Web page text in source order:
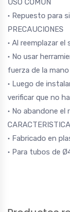
USO COMUN
• Repuesto para
PRECAUCIONES
• Al reemplazar
• No usar
fuerza de la
• Luego de
verificar que no
• No abandone
• Fabricado en
• Para tubos de